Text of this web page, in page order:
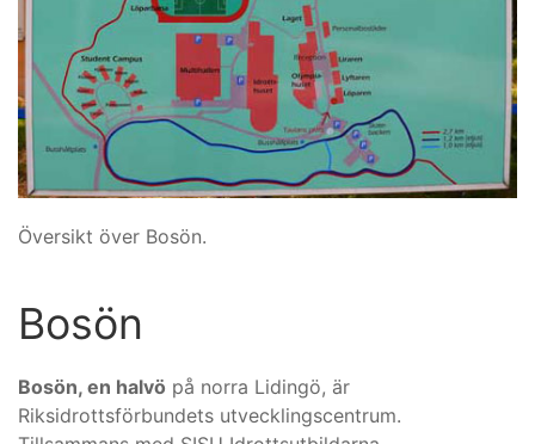
Översikt över Bosön.
Bosön
Bosön, en halvö på norra Lidingö, är
Riksidrottsförbundets utvecklingscentrum.